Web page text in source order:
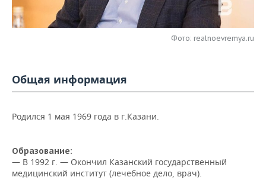
НЕФТЕХИМИЯ
НЕФТЬ
ЭНЕРГЕТИКА
РОЗНИЧНАЯ ТОРГОВЛЯ
УСЛУГИ
НОВОСТИ ТЕХНОЛОГИЙ
МЕДИА
МЕРОПРИЯТИЯ
ВЫЕЗДНАЯ РЕДАКЦИЯ
ОТКРЫТАЯ ЛЕКЦИЯ
НОВОСТИ СПОРТА
БАСКЕТБОЛ
ОБЩЕСТВО
ИНФРАСТРУКТУРА
СПРАВОЧНИК
Фото: realnoevremya.ru
Общая информация
Родился 1 мая 1969 года в г.Казани.
Образование:
— В 1992 г. — Окончил Казанский государственный
медицинский институт (лечебное дело, врач).